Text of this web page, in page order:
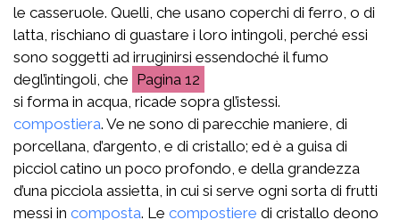
le casseruole. Quelli, che usano coperchi di ferro, o di
latta, rischiano di guastare i loro intingoli, perché essi
sono soggetti ad irruginirsi essendoché il fumo
degl’intingoli, che
12
si forma in acqua, ricade sopra gl’istessi.
compostiera. Ve ne sono di parecchie maniere, di
porcellana, d’argento, e di cristallo; ed è a guisa di
picciol catino un poco profondo, e della grandezza
d’una picciola assietta, in cui si serve ogni sorta di frutti
messi in composta. Le compostiere di cristallo deono